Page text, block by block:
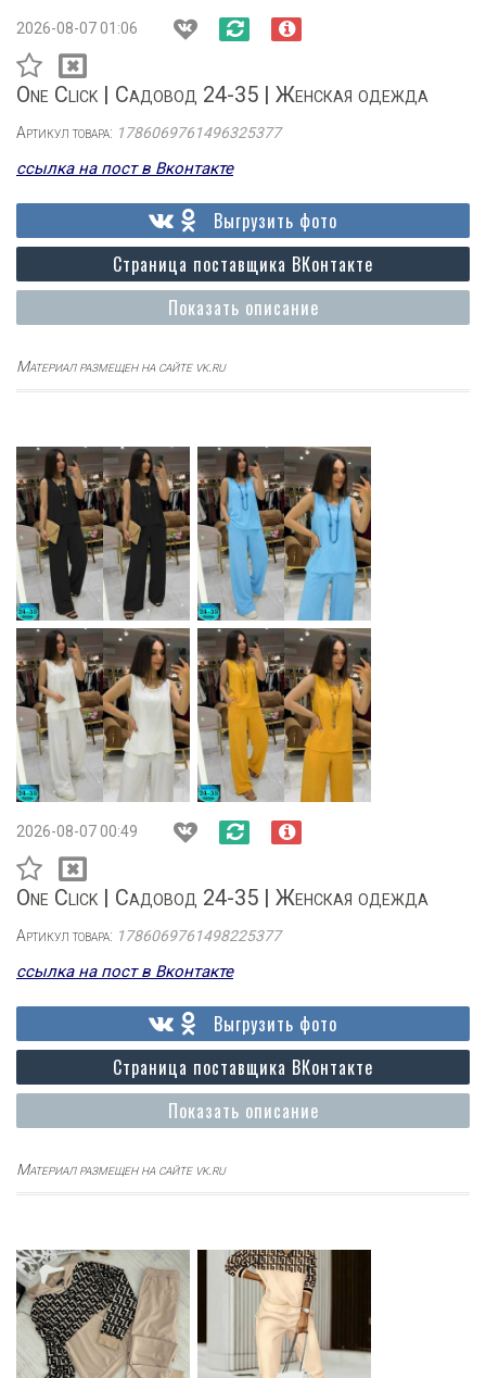
2026-08-07 01:06
One Click | Садовод 24-35 | Женская одежда
Артикул товара: 1786069761496325377
ссылка на пост в Вконтакте
Показать описание
Страница поставщика ВКонтакте
Выгрузить фото
Материал размещен на сайте vk.ru
2026-08-07 00:49
One Click | Садовод 24-35 | Женская одежда
Артикул товара: 1786069761498225377
ссылка на пост в Вконтакте
Показать описание
Страница поставщика ВКонтакте
Выгрузить фото
Материал размещен на сайте vk.ru